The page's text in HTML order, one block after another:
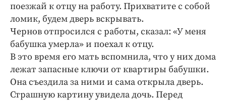
поезжай к отцу на работу. Прихватите с собой
ломик, будем дверь вскрывать.
Чернов отпросился с работы, сказал: «У меня
бабушка умерла» и поехал к отцу.
В это время его мать вспомнила, что у них дома
лежат запасные ключи от квартиры бабушки.
Она съездила за ними и сама открыла дверь.
Страшную картину увидела дочь. Перед